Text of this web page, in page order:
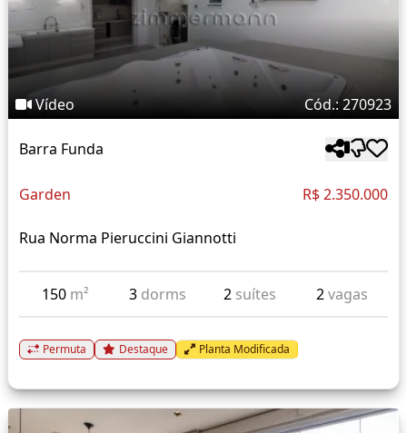
Vídeo Cód.: 270923
Barra Funda
Garden R$ 2.350.000
Rua Norma Pieruccini Giannotti
150 m² 3 dorms 2 suítes 2vagas
Permuta Destaque Planta Modificada